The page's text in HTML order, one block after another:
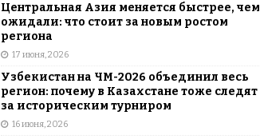
Центральная Азия меняется быстрее, чем
ожидали: что стоит за новым ростом
региона
17 июня, 2026
Узбекистан на ЧМ-2026 объединил весь
регион: почему в Казахстане тоже следят
за историческим турниром
16 июня, 2026